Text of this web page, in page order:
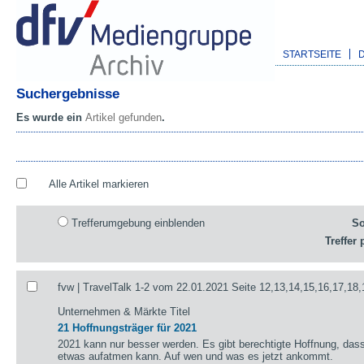
STARTSEITE
Suchergebnisse
Es wurde ein Artikel gefunden.
Alle Artikel markieren
Trefferumgebung einblenden
Treffer
fvw | TravelTalk 1-2 vom 22.01.2021 Seite
Unternehmen & Märkte Titel
21 Hoffnungsträger für 2021
2021 kann nur besser werden. Es gibt berechtigte Hoffnung,
etwas aufatmen kann. Auf wen und was es jetzt ankommt.